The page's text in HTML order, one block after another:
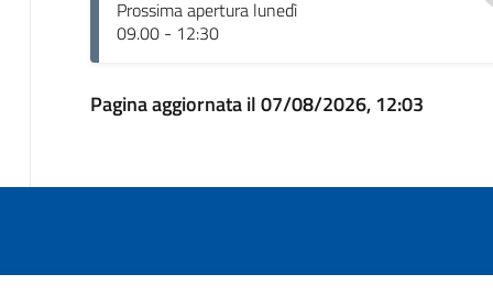
Prossima apertura lunedì
09.00 - 12:30
Pagina aggiornata il 07/08/2026, 12:03